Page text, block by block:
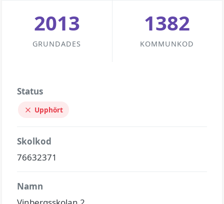
2013
GRUNDADES
1382
KOMMUNKOD
Status
Upphört
Skolkod
76632371
Namn